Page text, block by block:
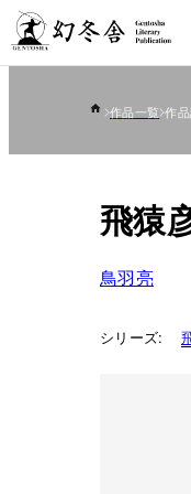
作品一覧 作
飛猿
鳥羽亮
シリーズ: